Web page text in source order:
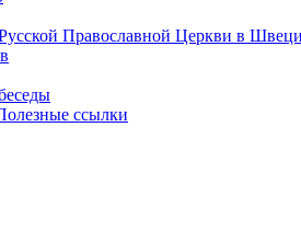
Православной Церкви в
ссылки